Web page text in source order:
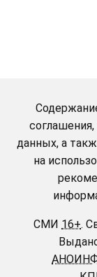
данных, а
на
СМИ 16+.